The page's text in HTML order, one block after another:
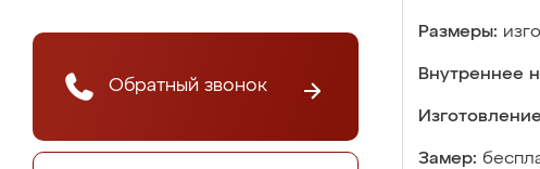
Обратный звонок
Размеры:
Внутреннее
Замер: